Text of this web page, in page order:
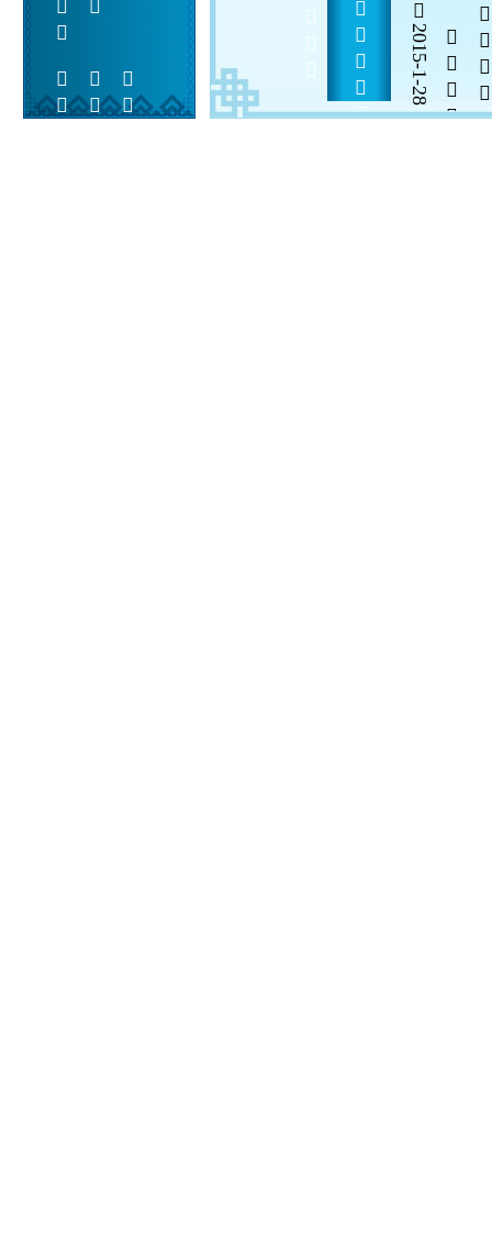
 
            2015-1-28